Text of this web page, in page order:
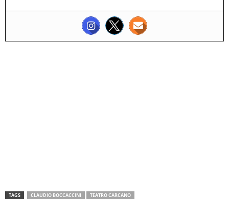
TAGS CLAUDIO BOCCACCINI TEATRO CARCANO